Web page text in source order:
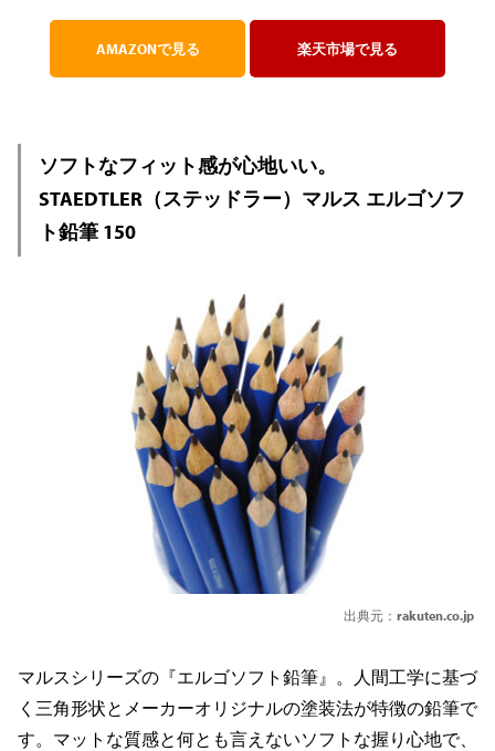
AMAZONで見る 楽天市場で見る
ソフトなフィット感が心地いい。
STAEDTLER（ステッドラー）マルス エルゴソフ
ト鉛筆 150
出典元： rakuten.co.jp
マルスシリーズの『エルゴソフト鉛筆』。人間工学に基づ
く三角形状とメーカーオリジナルの塗装法が特徴の鉛筆で
す。マットな質感と何とも言えないソフトな握り心地で、